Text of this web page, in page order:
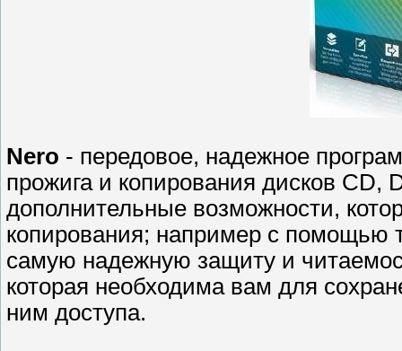
Nero - передовое, надежное
прожига и копирования дисков
дополнительные возможности,
копирования; например с помощью
самую надежную защиту и
которая необходима вам для
ним доступа.